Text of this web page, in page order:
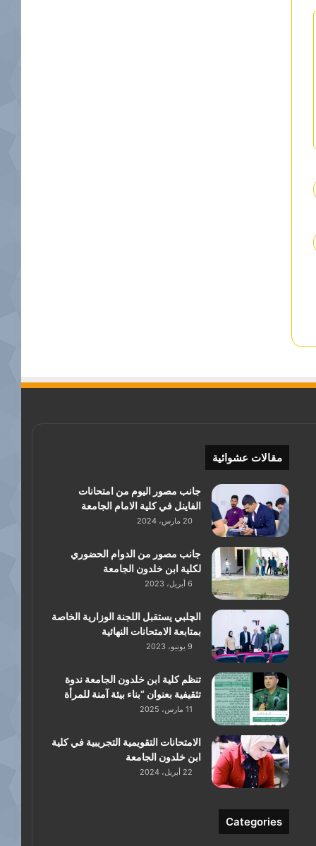
مقالات عشوائية
جانب مصور اليوم من امتحانات
الفاينل في كلية الامام الجامعة
20 مارس، 2024
جانب مصور من الدوام الحضوري
لكلية ابن خلدون الجامعة
6 أبريل، 2023
الچلبي يستقبل اللجنة الوزارية الخاصة
بمتابعة الامتحانات النهائية
9 يونيو، 2023
تنظم كلية ابن خلدون الجامعة ندوة
تثقيفية بعنوان “بناء بيئة آمنة للمرأة
11 مارس، 2025
الامتحانات التقويمية التجريبية في كلية
ابن خلدون الجامعة
22 أبريل، 2024
Categories